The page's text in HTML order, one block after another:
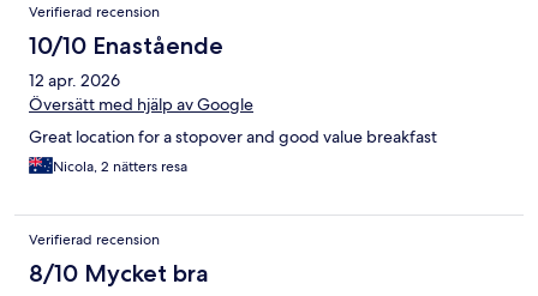
Verifierad recension
10/10 Enastående
12 apr. 2026
Översätt med hjälp av Google
Great location for a stopover and good value breakfast
Nicola, 2 nätters resa
Verifierad recension
8/10 Mycket bra